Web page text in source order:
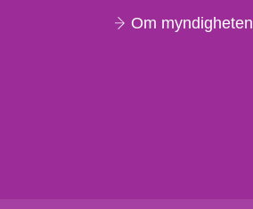
Om myndigheten